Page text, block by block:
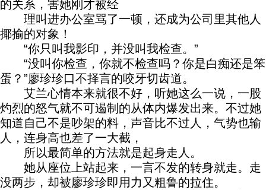
的关系，害她刚才被经
理叫进办公室骂了一顿，还成为公司里其他人
揶揄的对象！
“你只叫我影印，并没叫我检查。”
“没叫你检查，你就不检查吗？你是白痴还是笨
蛋？”廖珍珍口不择言的咬牙切齿道。
艾兰心情本来就很不好，听她这么一说，一股
灼烈的怒气就不可遏制的从体内爆发出来。不过她
知道自己不是吵架的料，声音比不过人，气势也输
人，连身高也差了一大截，
所以最简单的方法就是起身走人。
她从座位上站起来，一言不发的转身就走。走
没两步，却被廖珍珍即用力又粗鲁的拉住。